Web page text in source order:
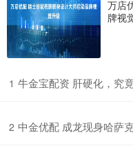
万店
牌视
1 牛金宝配资 肝硬化，究
2 中金优配 成龙现身哈萨